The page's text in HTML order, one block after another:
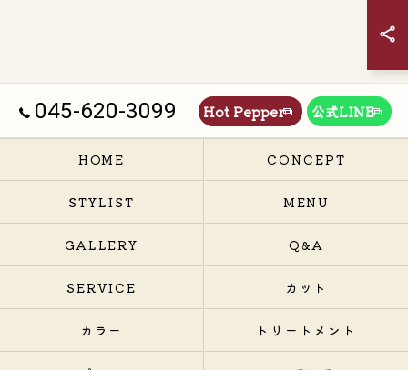
045-620-3099 Hot Pepper 公式LINE
HOME CONCEPT
STYLIST MENU
GALLERY Q&A
SERVICE カット
カラー トリートメント